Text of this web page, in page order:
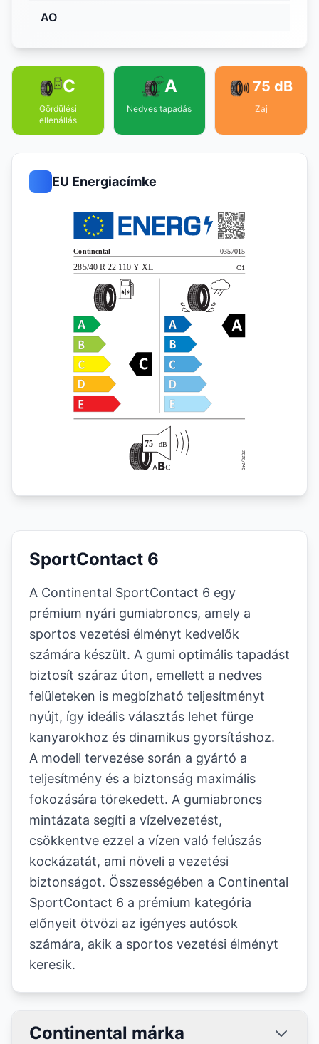
AO
C
Gördülési
ellenállás
A
Nedves tapadás
75 dB
Zaj
EU Energiacímke
SportContact 6
A Continental SportContact 6 egy
prémium nyári gumiabroncs, amely a
sportos vezetési élményt kedvelők
számára készült. A gumi optimális tapadást
biztosít száraz úton, emellett a nedves
felületeken is megbízható teljesítményt
nyújt, így ideális választás lehet fürge
kanyarokhoz és dinamikus gyorsításhoz.
A modell tervezése során a gyártó a
teljesítmény és a biztonság maximális
fokozására törekedett. A gumiabroncs
mintázata segíti a vízelvezetést,
csökkentve ezzel a vízen való felúszás
kockázatát, ami növeli a vezetési
biztonságot. Összességében a Continental
SportContact 6 a prémium kategória
előnyeit ötvözi az igényes autósok
számára, akik a sportos vezetési élményt
keresik.
Continental márka